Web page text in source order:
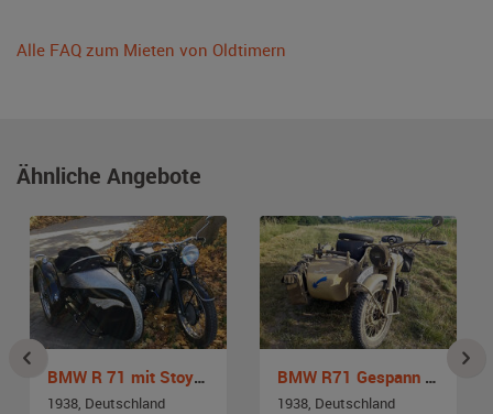
Alle FAQ zum Mieten von Oldtimern
Ähnliche Angebote
BMW R 71 mit Stoye Seitenwagen
1938, Deutschland
BMW R71 Gespann Krad
1938, Deutschland